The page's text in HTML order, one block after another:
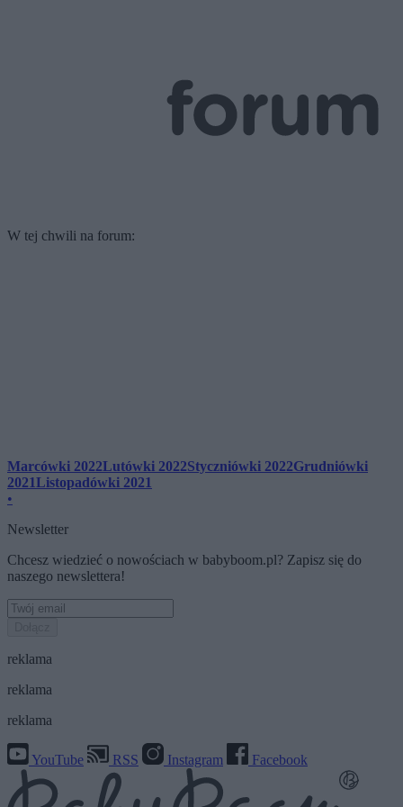
W tej chwili na forum:
Marcówki 2022Lutówki 2022Styczniówki 2022Grudniówki
2021Listopadówki 2021
•
Newsletter
Chcesz wiedzieć o nowościach w babyboom.pl? Zapisz się do
naszego newslettera!
reklama
reklama
reklama
YouTube RSS Instagram Facebook